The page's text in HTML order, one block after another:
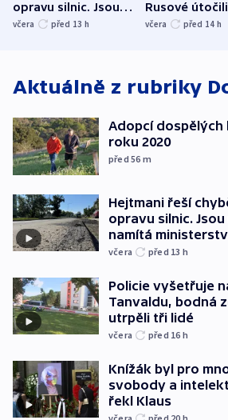
opravu silnic. Jsou
nenárokové, namítá
včera před 13 h
Rusové
trh, hasiče či
včera před 14 h
Aktuálně z rubriky
Adopcí dospělých
roku 2020
před 56 m
Hejtmani řeší
opravu silnic.
namítá
včera před 13 h
Policie vyšetřuje
Tanvaldu, bodná
utrpěli tři lidé
včera před 16 h
Knížák byl pro
svobody a
řekl Klaus